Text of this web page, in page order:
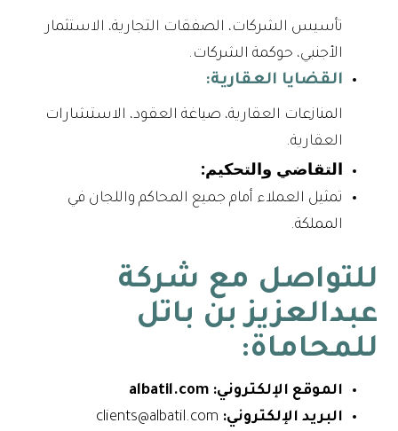
تأسيس الشركات، الصفقات التجارية، الاستثمار
الأجنبي، حوكمة الشركات.
القضايا العقارية:
المنازعات العقارية، صياغة العقود، الاستشارات
العقارية.
التقاضي والتحكيم:
تمثيل العملاء أمام جميع المحاكم واللجان في
المملكة.
للتواصل مع شركة
عبدالعزيز بن باتل
للمحاماة:
الموقع الإلكتروني: albatil.com
البريد الإلكتروني: